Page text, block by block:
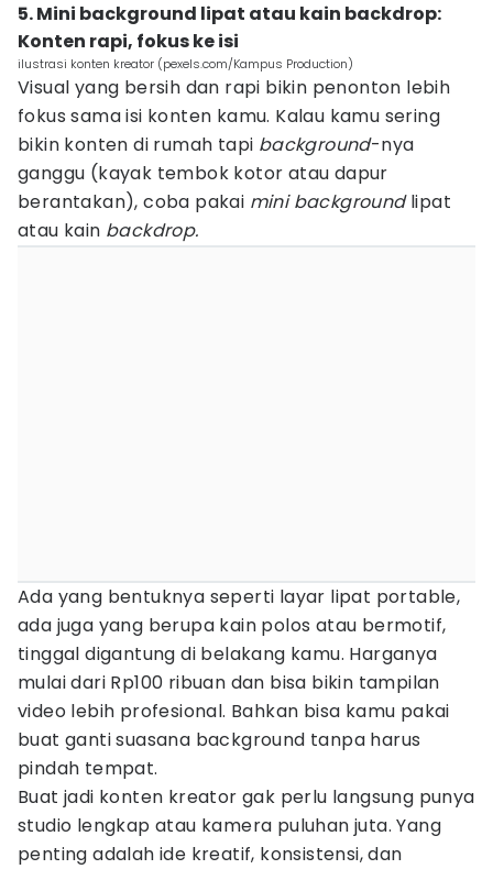
5. Mini background lipat atau kain backdrop:
Konten rapi, fokus ke isi
ilustrasi konten kreator (pexels.com/Kampus Production)
Visual yang bersih dan rapi bikin penonton lebih
fokus sama isi konten kamu. Kalau kamu sering
bikin konten di rumah tapi background-nya
ganggu (kayak tembok kotor atau dapur
berantakan), coba pakai mini backgroundlipat
atau kain backdrop.
Ada yang bentuknya seperti layar lipat portable,
ada juga yang berupa kain polos atau bermotif,
tinggal digantung di belakang kamu. Harganya
mulai dari Rp100 ribuan dan bisa bikin tampilan
video lebih profesional. Bahkan bisa kamu pakai
buat ganti suasana background tanpa harus
pindah tempat.
Buat jadi konten kreator gak perlu langsung punya
studio lengkap atau kamera puluhan juta. Yang
penting adalah ide kreatif, konsistensi, dan